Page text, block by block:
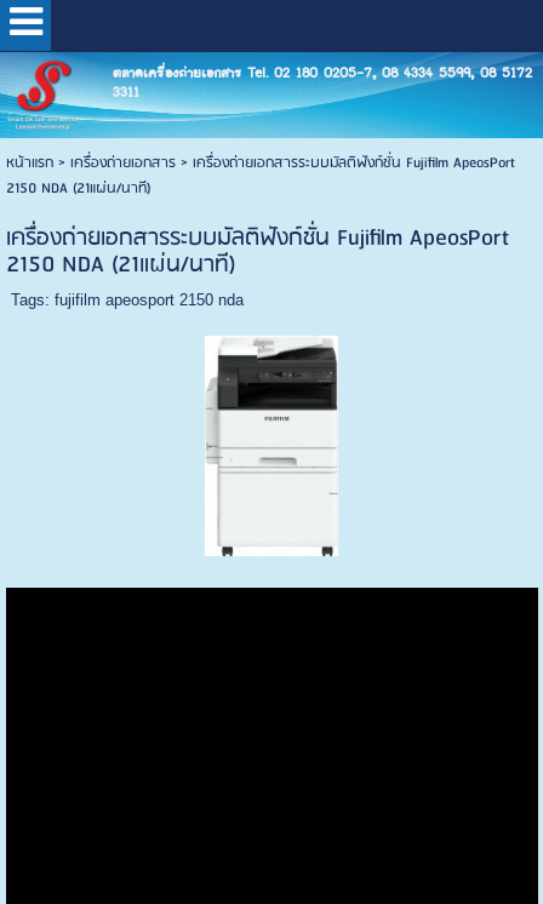
ตลาดเครื่องถ่ายเอกสาร Tel. 02 180 0205-7, 08 4334 5599, 08 5172
3311
หน้าแรก> เครื่องถ่ายเอกสาร> เครื่องถ่ายเอกสารระบบมัลติฟังก์ชั่น Fujifilm ApeosPort
2150 NDA (21แผ่น/นาที)
เครื่องถ่ายเอกสารระบบมัลติฟังก์ชั่น Fujifilm ApeosPort
2150 NDA (21แผ่น/นาที)
Tags: fujifilm apeosport 2150 nda